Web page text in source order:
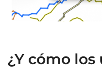
¿Y cómo los